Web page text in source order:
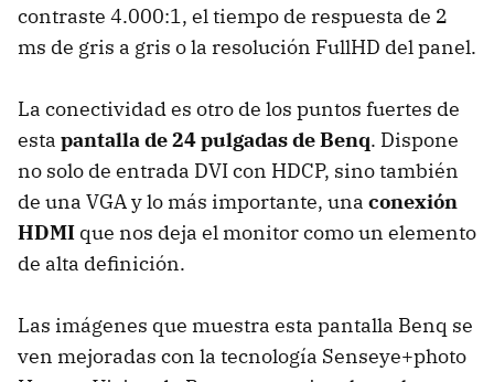
contraste 4.000:1, el tiempo de respuesta de 2
ms de gris a gris o la resolución FullHD del panel.
La conectividad es otro de los puntos fuertes de
esta pantalla de 24 pulgadas de Benq. Dispone
no solo de entrada DVI con HDCP, sino también
de una VGA y lo más importante, una conexión
HDMI que nos deja el monitor como un elemento
de alta definición.
Las imágenes que muestra esta pantalla Benq se
ven mejoradas con la tecnología Senseye+photo